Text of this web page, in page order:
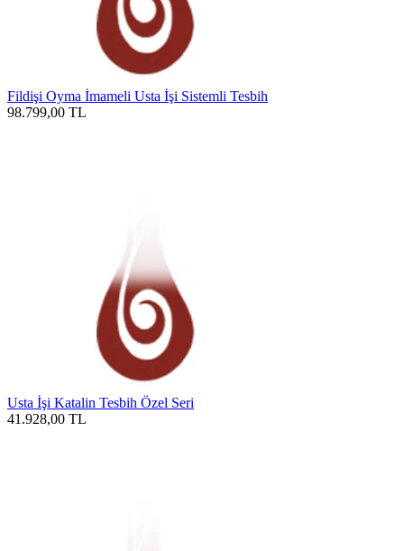
Fildişi Oyma İmameli Usta İşi Sistemli Tesbih
98.799,00 TL
Usta İşi Katalin Tesbih Özel Seri
41.928,00 TL